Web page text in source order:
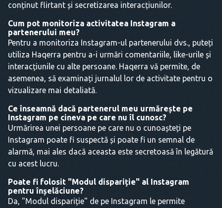
conținut flirtant și secretizarea interacțiunilor.
Cum pot monitoriza activitatea Instagram a
partenerului meu?
Pentru a monitoriza Instagram-ul partenerului dvs., puteți
utiliza Haqerra pentru a-i urmări comentariile, like-urile și
interacțiunile cu alte persoane. Haqerra vă permite, de
asemenea, să examinați jurnalul lor de activitate pentru o
vizualizare mai detaliată.
Ce înseamnă dacă partenerul meu urmărește pe
Instagram pe cineva pe care nu îl cunosc?
Urmărirea unei persoane pe care nu o cunoașteți pe
Instagram poate fi suspectă și poate fi un semnal de
alarmă, mai ales dacă aceasta este secretoasă în legătură
cu acest lucru.
Poate fi folosit "Modul dispariție" al Instagram
pentru înșelăciune?
Da, "Modul dispariție" de pe Instagram le permite